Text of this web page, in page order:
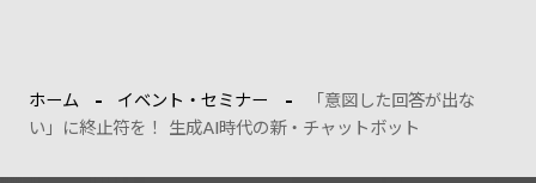
ホーム イベント・セミナー
「意図した回答が出な
い」に終止符を！ 生成AI時代の新・チャットボット